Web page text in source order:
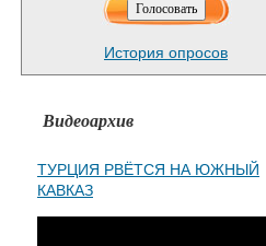
История опросов
Видеоархив
ТУРЦИЯ РВЁТСЯ НА ЮЖНЫЙ
КАВКАЗ